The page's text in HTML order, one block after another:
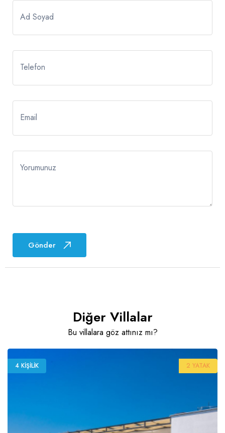
Ad Soyad
Telefon
Email
Yorumunuz
Gönder
Diğer Villalar
Bu villalara göz attınız mı?
4 KIŞILIK 2 YATAK